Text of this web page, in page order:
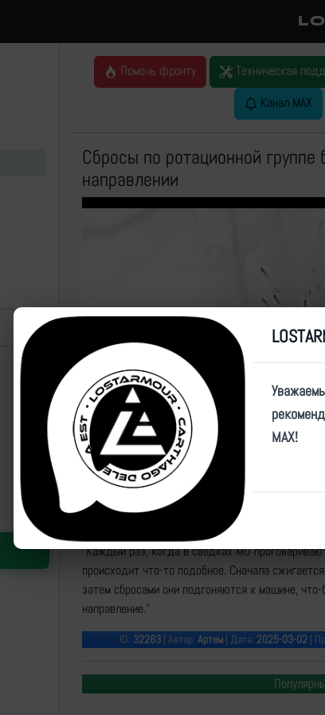
Помочь фронту Техническая
Канал MAX
Сбросы по ротационной
направлении
Источник:https://t.me/kcaebirds/1582
"Каждый раз, когда в сводках МО
происходит что-то подобное. Сначала
затем сбросами они подгоняются к машине,
направление."
ID: 32263| Автор: Артем| Дата: 2025-03-02|
MAX!